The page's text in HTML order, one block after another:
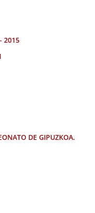
2015
DE GIPUZKOA.